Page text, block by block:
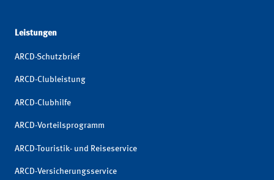
Leistungen
ARCD-Schutzbrief
ARCD-Clubleistung
ARCD-Clubhilfe
ARCD-Vorteilsprogramm
ARCD-Touristik- und Reiseservice
ARCD-Versicherungsservice